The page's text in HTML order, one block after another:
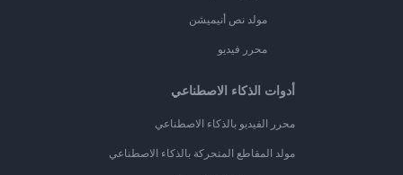
مولد نص أنيميشن
محرر فيديو
أدوات الذكاء الاصطناعي
محرر الفيديو بالذكاء الاصطناعي
مولد المقاطع المتحركة بالذكاء الاصطناعي